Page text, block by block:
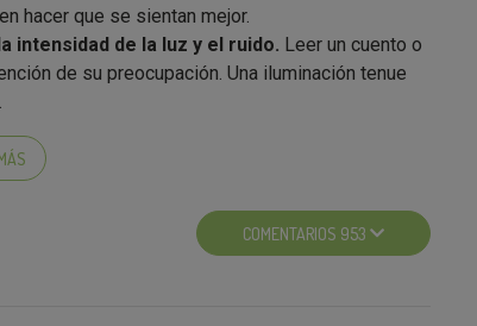
hacer que se sientan mejor.
intensidad de la luz y el ruido. Leer un cuento o
de su preocupación. Una iluminación tenue
de que tu hijo ingiera líquidos suficientes
a última hora de la tarde y en la noche. En
es importante darle líquidos para que no se
COMENTARIOS 953